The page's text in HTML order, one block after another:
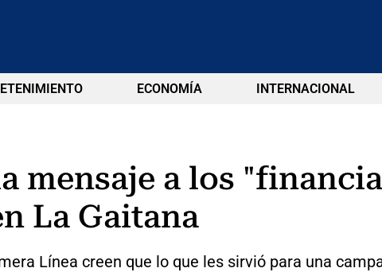
ECONOMÍA INTERNACIONAL
mensaje a los
La Gaitana
Línea creen que lo que les sirvió para una